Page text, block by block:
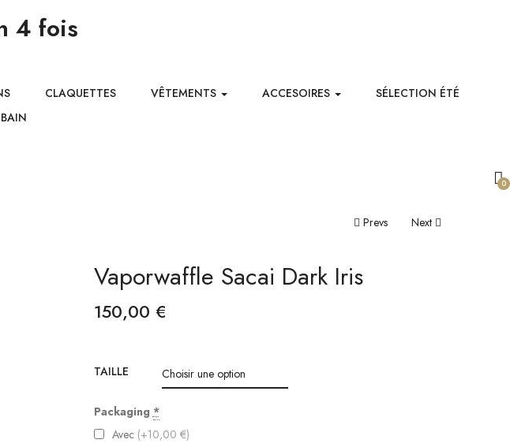
4 fois
CLAQUETTES VÊTEMENTS ACCESOIRES
SÉLECTION ÉTÉ
0
Navigation
L’article
Prevs Next
Vaporwaffle Sacai Dark Iris
150,00 €
TAILLE
Packaging *
Avec (+10,00 €)